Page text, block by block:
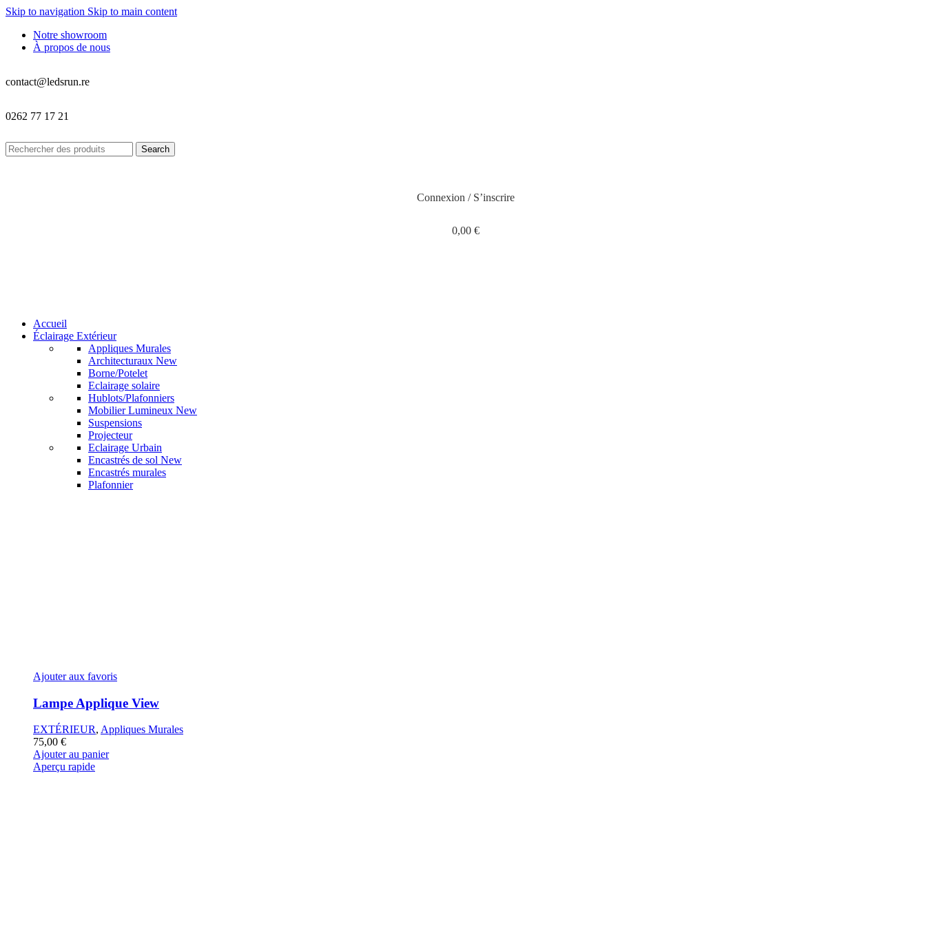
Skip to navigation Skip to main content
Notre showroom
À propos de nous
contact@ledsrun.re
0262 77 17 21
Search
Connexion / S’inscrire
0,00 €
Accueil
Éclairage Extérieur
Appliques Murales
Architecturaux New
Borne/Potelet
Eclairage solaire
Hublots/Plafonniers
Mobilier Lumineux New
Suspensions
Projecteur
Eclairage Urbain
Encastrés de sol New
Encastrés murales
Plafonnier
Ajouter aux favoris
Lampe Applique View
EXTÉRIEUR, Appliques Murales
75,00 €
Ajouter au panier
Aperçu rapide